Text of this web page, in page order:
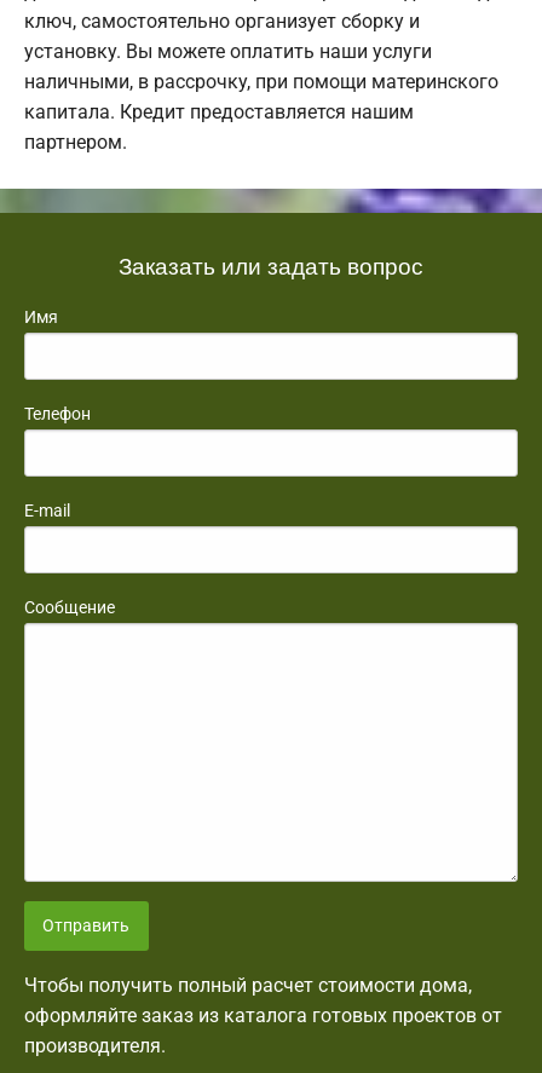
ключ, самостоятельно организует сборку и
установку. Вы можете оплатить наши услуги
наличными, в рассрочку, при помощи материнского
капитала. Кредит предоставляется нашим
партнером.
Заказать или задать вопрос
Имя
Телефон
E-mail
Сообщение
Отправить
Чтобы получить полный расчет стоимости дома,
оформляйте заказ из каталога готовых проектов от
производителя.